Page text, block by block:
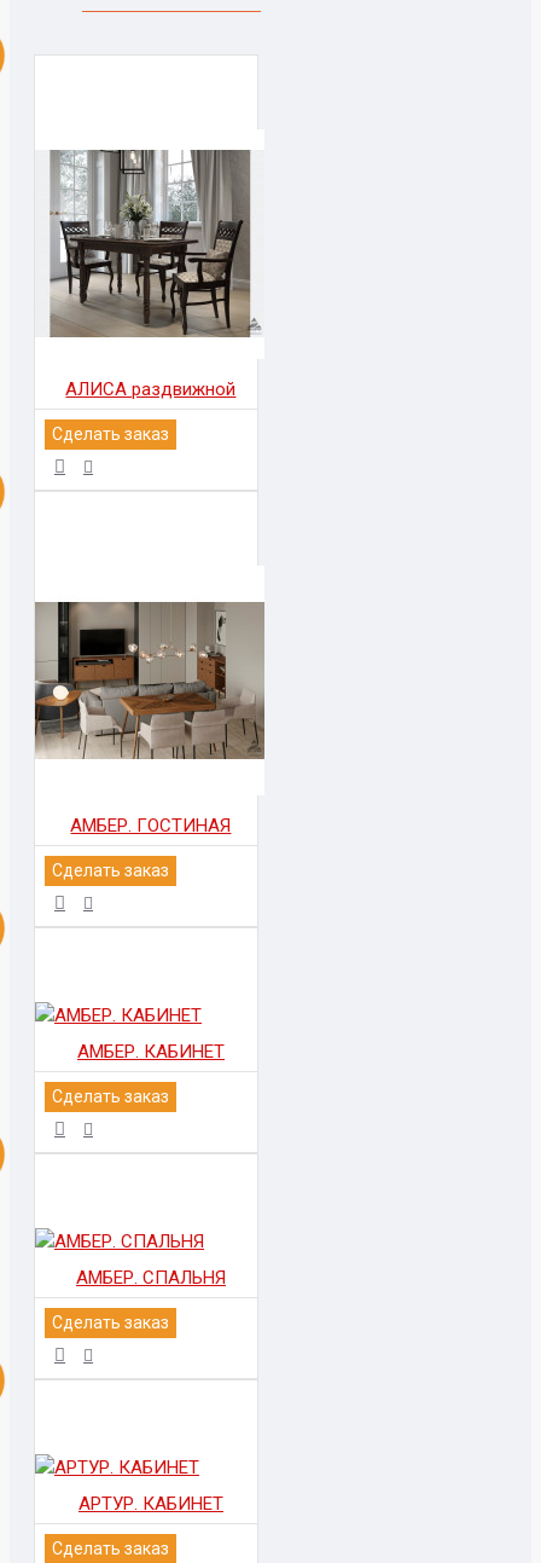
АЛИСА раздвижной
Сделать заказ
АМБЕР. ГОСТИНАЯ
Сделать заказ
АМБЕР. КАБИНЕТ
Сделать заказ
АМБЕР. СПАЛЬНЯ
Сделать заказ
АРТУР. КАБИНЕТ
Сделать заказ